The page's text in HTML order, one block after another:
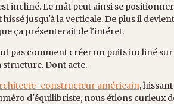
incliné. Le mât peut ainsi se
jusqu'à la verticale. De plus il
ça présenterait de l'intéret.
pas comment créer un puits incliné
structure. Dont acte.
constructeur américain,
d'équilibriste, nous étions curieux